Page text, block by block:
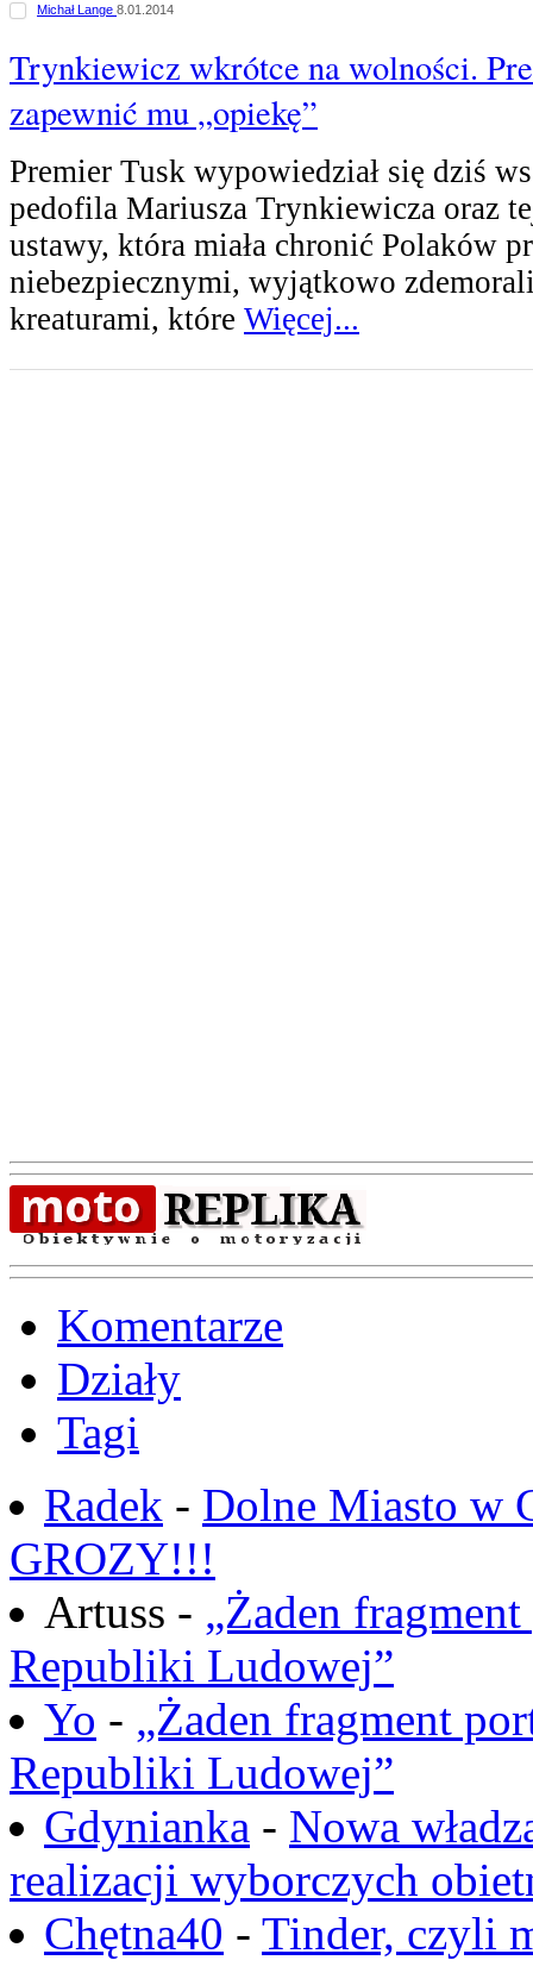
Michał Lange 8.01.2014
Trynkiewicz wkrótce na wolności.
zapewnić mu „opiekę”
Premier Tusk wypowiedział się dziś
pedofila Mariusza Trynkiewicza oraz
ustawy, która miała chronić Polaków
niebezpiecznymi, wyjątkowo
kreaturami, które Więcej...
Komentarze
Działy
Tagi
Radek - Dolne Miasto w
GROZY!!!
Artuss - „Żaden
Republiki Ludowej”
Yo - „Żaden fragment
Republiki Ludowej”
Gdynianka - Nowa
realizacji wyborczych
Chętna40 - Tinder, czyli